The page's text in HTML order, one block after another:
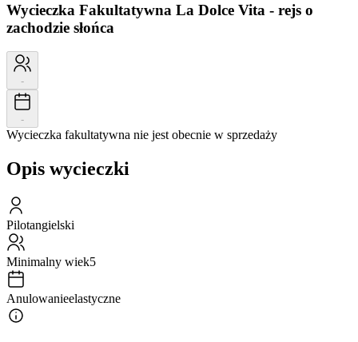
Wycieczka Fakultatywna La Dolce Vita - rejs o
zachodzie słońca
-
-
Wycieczka fakultatywna nie jest obecnie w sprzedaży
Opis wycieczki
Pilotangielski
Minimalny wiek5
Anulowanieelastyczne